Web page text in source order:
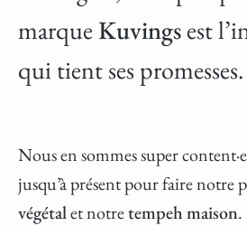
marqueKuvingsest
qui tient ses promesses.
Nous en sommes super
jusqu’à présent pour faire notre
végétalet notretempeh maison.